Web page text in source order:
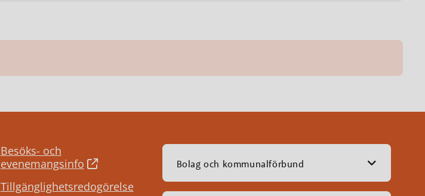
Besöks- och
evenemangsinfo
Tillgänglighetsredogörelse
Bolag och kommunalförbund